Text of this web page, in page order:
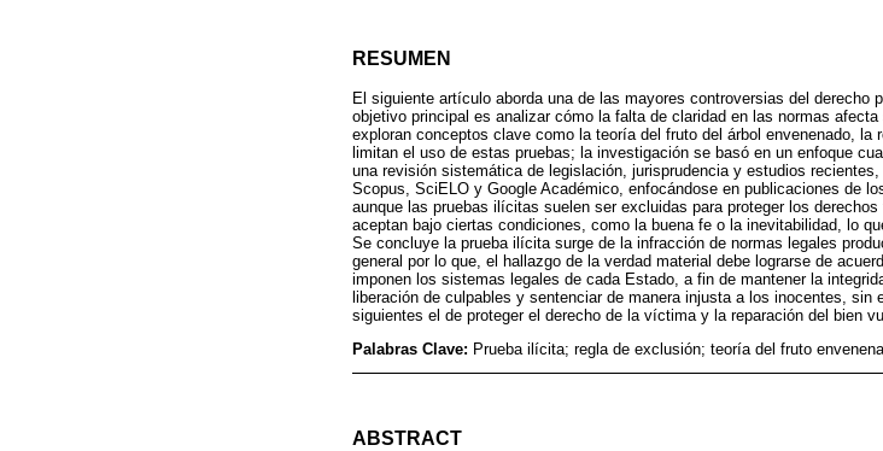
RESUMEN
El siguiente artículo aborda una de las mayores controversias del derecho
objetivo principal es analizar cómo la falta de claridad en las normas
exploran conceptos clave como la teoría del fruto del árbol envenenado,
limitan el uso de estas pruebas; la investigación se basó en un enfoque
una revisión sistemática de legislación, jurisprudencia y estudios
Scopus, SciELO y Google Académico, enfocándose en publicaciones de
aunque las pruebas ilícitas suelen ser excluidas para proteger los
aceptan bajo ciertas condiciones, como la buena fe o la inevitabilidad, lo
Se concluye la prueba ilícita surge de la infracción de normas legales
general por lo que, el hallazgo de la verdad material debe lograrse de
imponen los sistemas legales de cada Estado, a fin de mantener la
liberación de culpables y sentenciar de manera injusta a los inocentes, sin
siguientes el de proteger el derecho de la víctima y la reparación del bien
Palabras Clave: Prueba ilícita; regla de exclusión; teoría del fruto
ABSTRACT